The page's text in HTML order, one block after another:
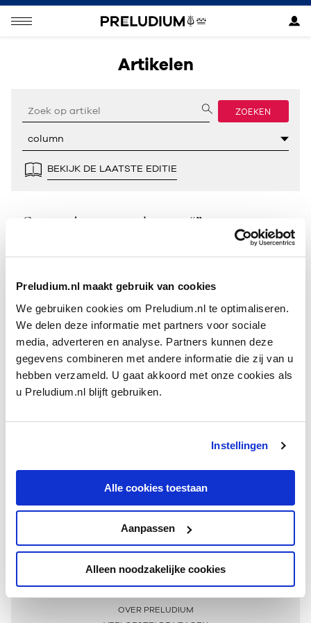
Preludium.nl maakt gebruik van cookies
We gebruiken cookies om Preludium.nl te optimaliseren.
We delen deze informatie met partners voor sociale
media, adverteren en analyse. Partners kunnen deze
gegevens combineren met andere informatie die zij van u
hebben verzameld. U gaat akkoord met onze cookies als
u Preludium.nl blijft gebruiken.
Instellingen
Alle cookies toestaan
Aanpassen
Alleen noodzakelijke cookies
Artikelen
ZOEKEN
BEKIJK DE LAATSTE EDITIE
Geen resultaten gevonden voor “”.
Meer informatie
OVER PRELUDIUM